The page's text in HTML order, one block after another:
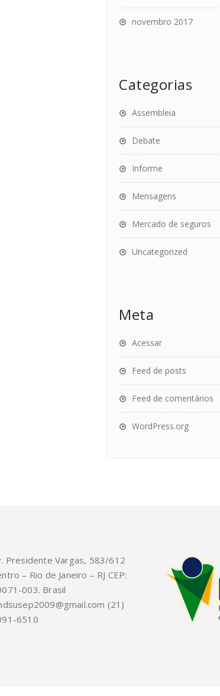
novembro 2017
Categorias
Assembleia
Debate
Informe
Mensagens
Mercado de seguros
Uncategorized
Meta
Acessar
Feed de posts
Feed de comentários
WordPress.org
Presidente Vargas, 583/612
– Rio de Janeiro – RJ CEP:
003. Brasil
(21)
6510